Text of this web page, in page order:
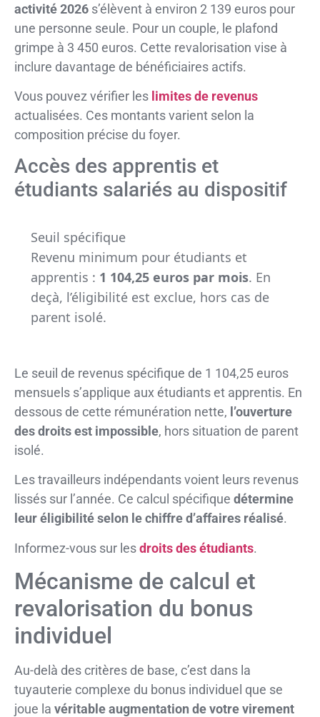
activité 2026 s’élèvent à environ 2 139 euros pour
une personne seule. Pour un couple, le plafond
grimpe à 3 450 euros. Cette revalorisation vise à
inclure davantage de bénéficiaires actifs.
Vous pouvez vérifier les limites de revenus
actualisées. Ces montants varient selon la
composition précise du foyer.
Accès des apprentis et
étudiants salariés au dispositif
Seuil spécifique
Revenu minimum pour étudiants et
apprentis : 1 104,25 euros par mois. En
deçà, l’éligibilité est exclue, hors cas de
parent isolé.
Le seuil de revenus spécifique de 1 104,25 euros
mensuels s’applique aux étudiants et apprentis. En
dessous de cette rémunération nette, l’ouverture
des droits est impossible, hors situation de parent
isolé.
Les travailleurs indépendants voient leurs revenus
lissés sur l’année. Ce calcul spécifique détermine
leur éligibilité selon le chiffre d’affaires réalisé.
Informez-vous sur lesdroits des étudiants.
Mécanisme de calcul et
revalorisation du bonus
individuel
Au-delà des critères de base, c’est dans la
tuyauterie complexe du bonus individuel que se
joue la véritable augmentation de votre virement